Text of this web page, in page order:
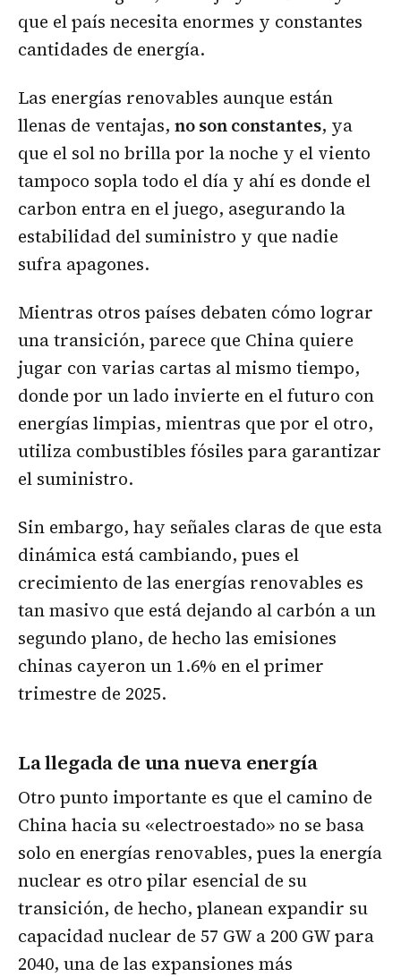
que el país necesita enormes y constantes
cantidades de energía.
Las energías renovables aunque están
llenas de ventajas, no son constantes, ya
que el sol no brilla por la noche y el viento
tampoco sopla todo el día y ahí es donde el
carbon entra en el juego, asegurando la
estabilidad del suministro y que nadie
sufra apagones.
Mientras otros países debaten cómo lograr
una transición, parece que China quiere
jugar con varias cartas al mismo tiempo,
donde por un lado invierte en el futuro con
energías limpias, mientras que por el otro,
utiliza combustibles fósiles para garantizar
el suministro.
Sin embargo, hay señales claras de que esta
dinámica está cambiando, pues el
crecimiento de las energías renovables es
tan masivo que está dejando al carbón a un
segundo plano, de hecho las emisiones
chinas cayeron un 1.6% en el primer
trimestre de 2025.
La llegada de una nueva energía
Otro punto importante es que el camino de
China hacia su «electroestado» no se basa
solo en energías renovables, pues la energía
nuclear es otro pilar esencial de su
transición, de hecho, planean expandir su
capacidad nuclear de 57 GW a 200 GW para
2040, una de las expansiones más